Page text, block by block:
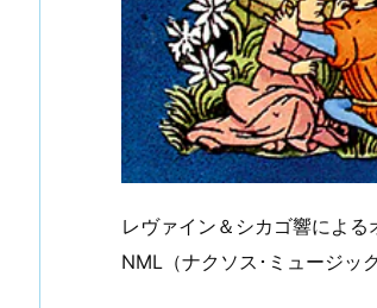
レヴァイン＆シカゴ響によ
NML（ナクソス･ミュージッ